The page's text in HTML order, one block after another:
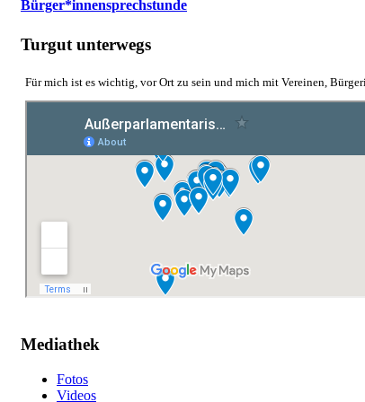
Bürger*innensprechstunde
Turgut unterwegs
Für mich ist es wichtig, vor Ort zu sein und mich mit Vereinen,
Mediathek
Fotos
Videos